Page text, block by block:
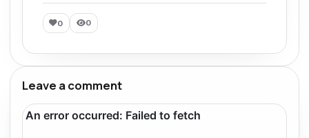
0 0
Leave a comment